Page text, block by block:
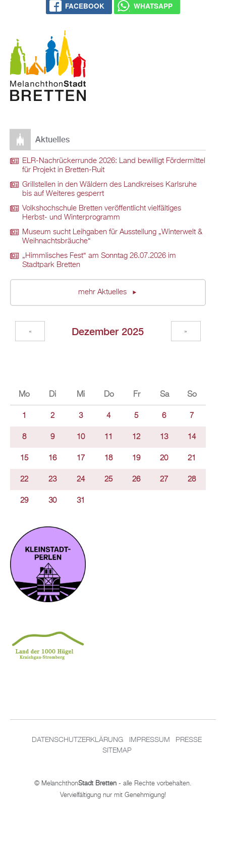
FACEBOOK WHATSAPP
Aktuelles
ELR-Nachrückerrunde 2026: Land bewilligt Fördermittel
für Projekt in Bretten-Ruit
Grillstellen in den Wäldern des Landkreises Karlsruhe
bis auf Weiteres gesperrt
Volkshochschule Bretten veröffentlicht vielfältiges
Herbst- und Winterprogramm
Museum sucht Leihgaben für Ausstellung „Winterwelt &
Weihnachtsbräuche“
„Himmlisches Fest“ am Sonntag 26.07.2026 im
Stadtpark Bretten
mehr Aktuelles
Dezember 2025
« »
Mo Di Mi Do Fr Sa So
1 2 3 4 5 6 7
8 9 10 11 12 13 14
15 16 17 18 19 20 21
22 23 24 25 26 27 28
29 30 31
DATENSCHUTZERKLÄRUNG IMPRESSUM
PRESSE
SITEMAP
© MelanchthonStadt Bretten - alle Rechte vorbehalten.
Vervielfältigung nur mit Genehmigung!